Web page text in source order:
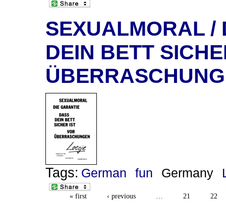
SEXUALMORAL /
DEIN BETT
Tags: German fun Germany
« first ‹ previous … 21 22